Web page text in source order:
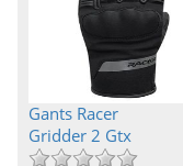
Gants Racer
Gridder 2 Gtx